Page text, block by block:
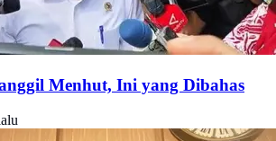
Menhut, Ini yang Dibahas